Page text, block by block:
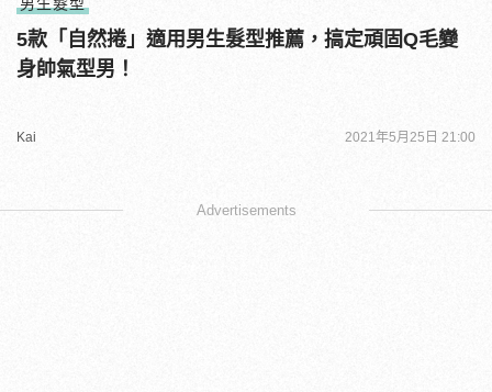
5款「自然捲」適用男生髮型推薦，搞定頑固Q毛變
身帥氣型男！
Kai 2021年5月25日 21:00
Advertisements